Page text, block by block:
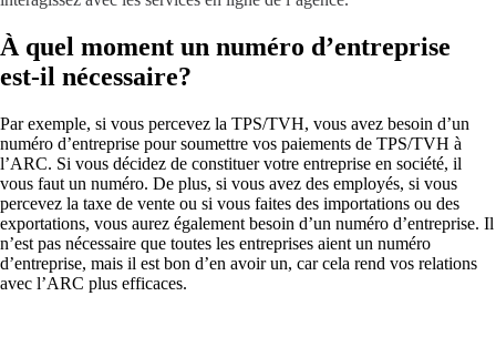
À quel moment un numéro d’entreprise
est-il nécessaire?
Par exemple, si vous percevez la TPS/TVH, vous avez besoin d’un
numéro d’entreprise pour soumettre vos paiements de TPS/TVH à
l’ARC. Si vous décidez de constituer votre entreprise en société, il
vous faut un numéro. De plus, si vous avez des employés, si vous
percevez la taxe de vente ou si vous faites des importations ou des
exportations, vous aurez également besoin d’un numéro d’entreprise. Il
n’est pas nécessaire que toutes les entreprises aient un numéro
d’entreprise, mais il est bon d’en avoir un, car cela rend vos relations
avec l’ARC plus efficaces.